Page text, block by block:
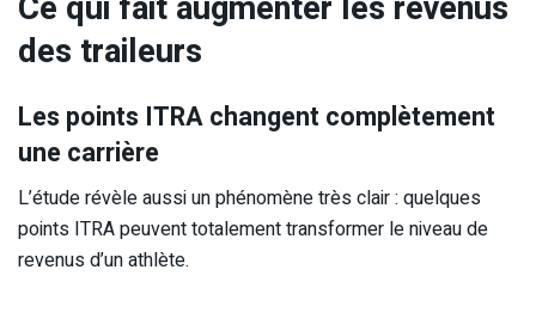
des traileurs
Les points ITRA changent complètement
une carrière
L’étude révèle aussi un phénomène très clair : quelques
points ITRA peuvent totalement transformer le niveau de
revenus d’un athlète.